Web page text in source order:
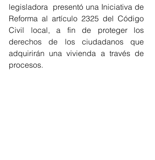
legisladora  presentó una Iniciativa de
Reforma al artículo 2325 del Código
Civil local, a fin de proteger los
derechos de los ciudadanos que
adquirirán una vivienda a través de
procesos.